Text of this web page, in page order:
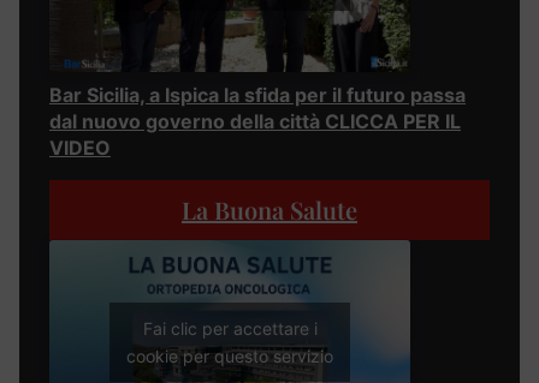
Bar Sicilia, a Ispica la sfida per il futuro passa
dal nuovo governo della città CLICCA PER IL
VIDEO
La Buona Salute
Fai clic per accettare i
cookie per questo servizio